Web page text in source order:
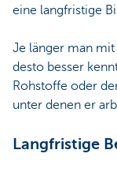
eine langfristige
Je länger man
desto besser
Rohstoffe oder
unter denen er
Langfristige